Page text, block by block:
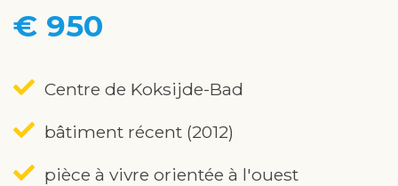
€ 950
Centre de Koksijde-Bad
bâtiment récent (2012)
pièce à vivre orientée à l'ouest